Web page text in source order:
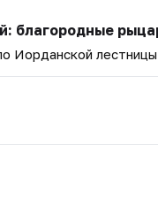
благородные
Иорданской лестницы